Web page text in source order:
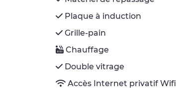
Plaque à induction
Grille-pain
Chauffage
Double vitrage
Accès Internet privatif Wifi